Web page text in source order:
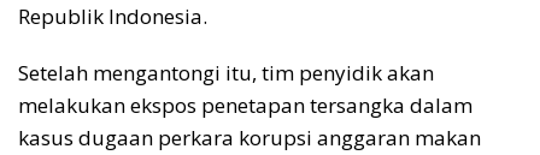
Republik Indonesia.
Setelah mengantongi itu, tim penyidik akan
melakukan ekspos penetapan tersangka dalam
kasus dugaan perkara korupsi anggaran makan